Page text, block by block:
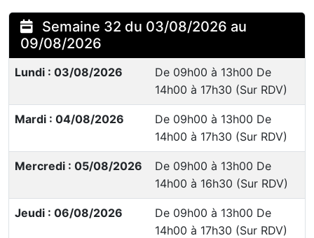
Semaine 32 du 03/08/2026 au
09/08/2026
Lundi : 03/08/2026
De 09h00 à 13h00 De
14h00 à 17h30 (Sur RDV)
Mardi : 04/08/2026
De 09h00 à 13h00 De
14h00 à 17h30 (Sur RDV)
Mercredi : 05/08/2026
De 09h00 à 13h00 De
14h00 à 16h30 (Sur RDV)
Jeudi : 06/08/2026
De 09h00 à 13h00 De
14h00 à 17h30 (Sur RDV)